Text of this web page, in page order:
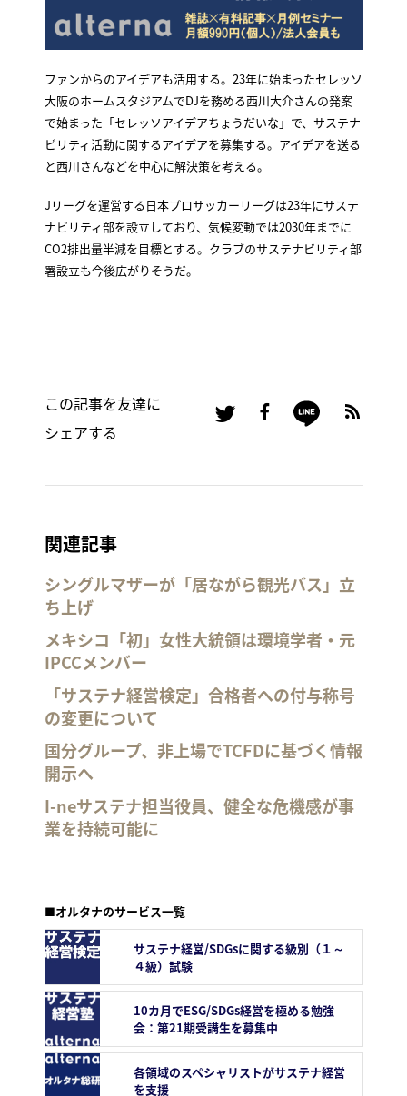
ファンからのアイデアも活用する。23年に始まったセレッソ
大阪のホームスタジアムでDJを務める西川大介さんの発案
で始まった「セレッソアイデアちょうだいな」で、サステナ
ビリティ活動に関するアイデアを募集する。アイデアを送る
と西川さんなどを中心に解決策を考える。
Jリーグを運営する日本プロサッカーリーグは23年にサステ
ナビリティ部を設立しており、気候変動では2030年までに
CO2排出量半減を目標とする。クラブのサステナビリティ部
署設立も今後広がりそうだ。
この記事を友達に
シェアする
関連記事
シングルマザーが「居ながら観光バス」立
ち上げ
メキシコ「初」女性大統領は環境学者・元
IPCCメンバー
「サステナ経営検定」合格者への付与称号
の変更について
国分グループ、非上場でTCFDに基づく情報
開示へ
I-neサステナ担当役員、健全な危機感が事
業を持続可能に
■オルタナのサービス一覧
サステナ経営/SDGsに関する級別（１～
４級）試験
10カ月でESG/SDGs経営を極める勉強
会：第21期受講生を募集中
各領域のスペシャリストがサステナ経営
を支援